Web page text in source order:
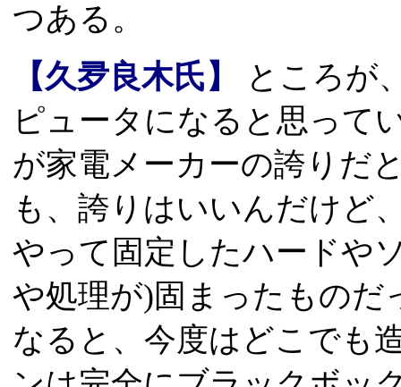
つある。
【久夛良木氏】
ところが
ピュータになると思って
が家電メーカーの誇りだ
も、誇りはいいんだけど
やって固定したハードや
や処理が)固まったもの
なると、今度はどこでも